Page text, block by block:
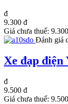
đ
9.300 đ
Giá chưa thuế:
Đánh giá
Xe đạp điện
đ
9.500 đ
Giá chưa thuế: